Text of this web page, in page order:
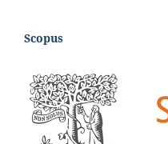
Scopus